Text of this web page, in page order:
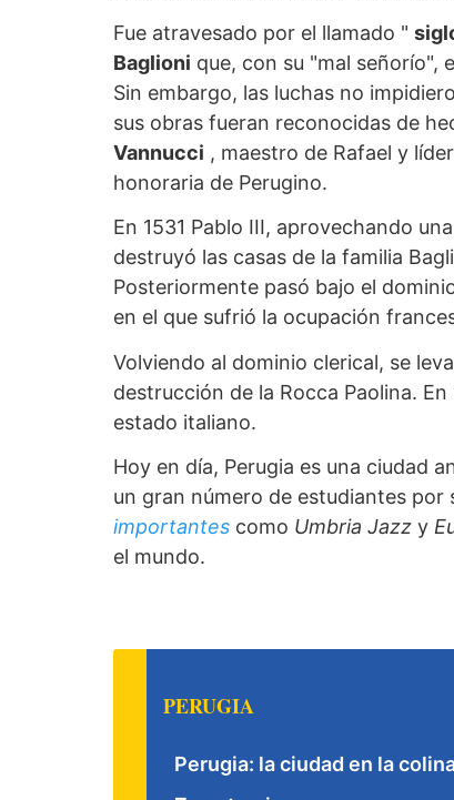
Fue atravesado por el llamado "
Baglioni que, con su "mal señorío",
Sin embargo, las luchas no
sus obras fueran reconocidas de
Vannucci , maestro de Rafael y
honoraria de Perugino.
En 1531 Pablo III, aprovechando
destruyó las casas de la familia
Posteriormente pasó bajo el
en el que sufrió la ocupación
Volviendo al dominio clerical, se
destrucción de la Rocca Paolina.
estado italiano.
Hoy en día, Perugia es una ciudad
un gran número de estudiantes por
importantes como Umbria Jazz y
el mundo.
PERUGIA
Perugia: la ciudad en la